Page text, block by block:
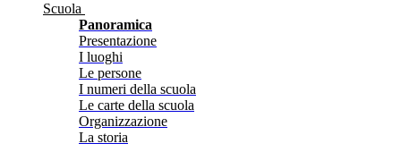
Scuola
Panoramica
Presentazione
I luoghi
Le persone
I numeri della scuola
Le carte della scuola
Organizzazione
La storia